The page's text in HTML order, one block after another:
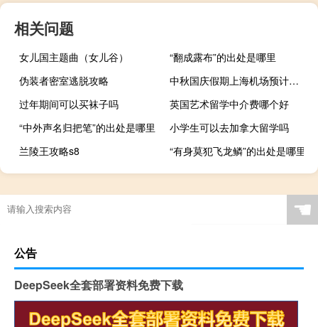
相关问题
女儿国主题曲（女儿谷）
“翻成露布”的出处是哪里
伪装者密室逃脱攻略
中秋国庆假期上海机场预计日均客流量超30万人次同比去年增长超过1倍
过年期间可以买袜子吗
英国艺术留学中介费哪个好
“中外声名归把笔”的出处是哪里
小学生可以去加拿大留学吗
兰陵王攻略s8
“有身莫犯飞龙鳞”的出处是哪里
☚
公告
DeepSeek全套部署资料免费下载